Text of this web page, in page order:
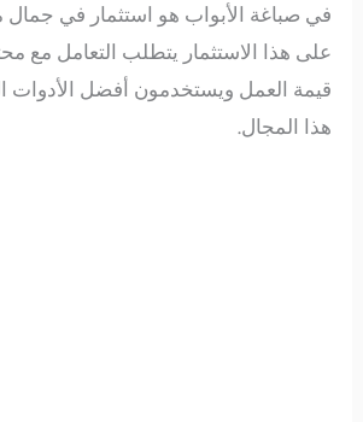
في صباغة الأبواب هو استثمار في جمال
على هذا الاستثمار يتطلب التعامل مع
قيمة العمل ويستخدمون أفضل الأدوات
هذا المجال.